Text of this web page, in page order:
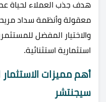
هدف جذب العملاء لحياة
معقولة وأنظمة سداد
والاختيار المفضل
استثمارية استثنائية.
أهم مميزات
سيجنتشر